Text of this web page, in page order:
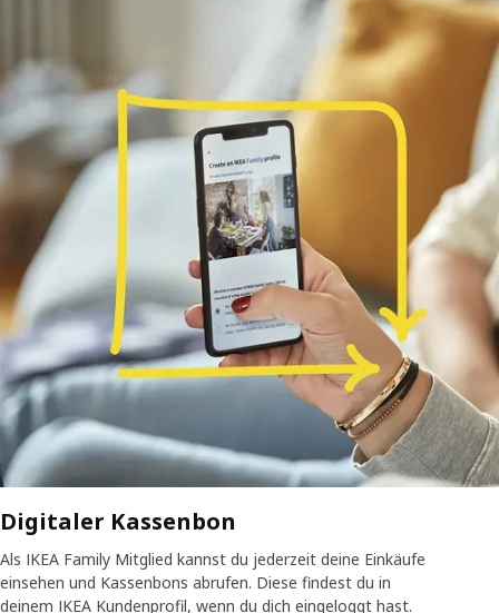
Digitaler Kassenbon
Als IKEA Family Mitglied kannst du jederzeit deine Einkäufe
einsehen und Kassenbons abrufen. Diese findest du in
deinem IKEA Kundenprofil, wenn du dich eingeloggt hast.